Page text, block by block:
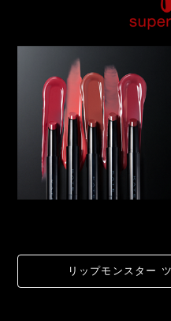
リップモンスター